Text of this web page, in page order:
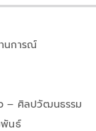
นการณ์
– ศิลปวัฒนธรรม
พันธ์